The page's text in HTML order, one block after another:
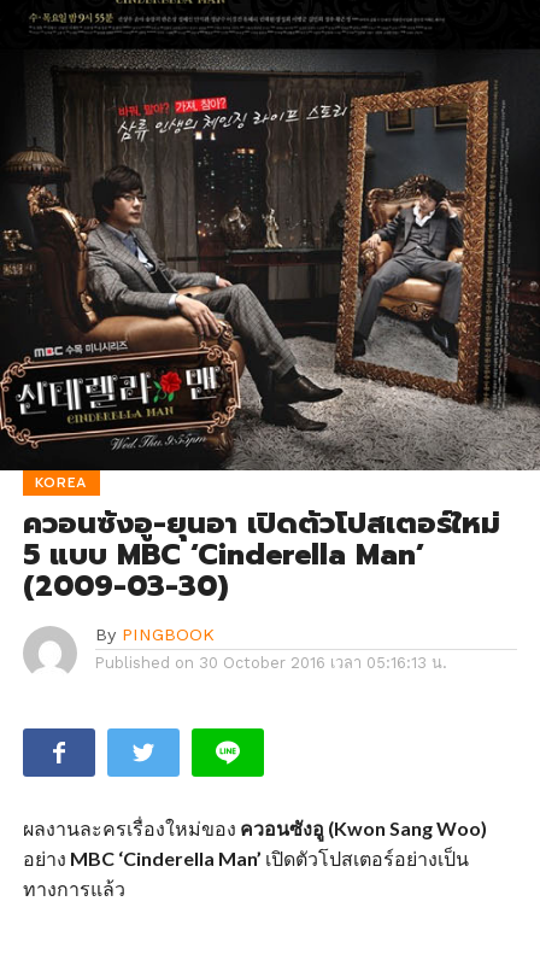
KOREA
ควอนซังอู-ยุนอา เปิดตัวโปสเตอร์ใหม่
5 แบบ MBC ‘Cinderella Man’
(2009-03-30)
By PINGBOOK
Published on 30 October 2016 เวลา 05:16:13 น.
ผลงานละครเรื่องใหม่ของ ควอนซังอู (Kwon Sang Woo)
อย่าง MBC ‘Cinderella Man’ เปิดตัวโปสเตอร์อย่างเป็น
ทางการแล้ว